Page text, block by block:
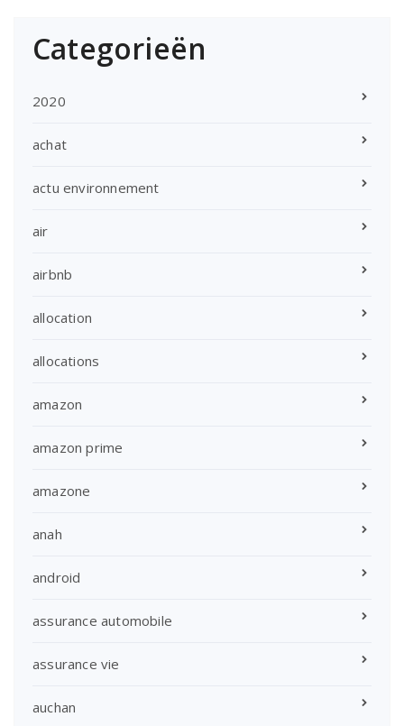
Categorieën
2020
achat
actu environnement
air
airbnb
allocation
allocations
amazon
amazon prime
amazone
anah
android
assurance automobile
assurance vie
auchan